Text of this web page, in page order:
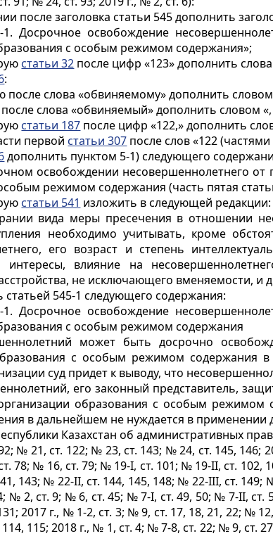
после заголовка статьи 545 дополнить
1. Досрочное освобождение
с особым режимом содержания»;
статьи 32 после цифр «123» дополнить
:
после слова «обвиняемому» дополнить
слова «обвиняемый» дополнить словом
статьи 187 после цифр «122,» дополнить
первой статьи 307 после слов «122
дополнить пунктом 5-1) следующего
освобождении несовершеннолетнего
режимом содержания (часть пятая
статьи 541 изложить в следующей редакции:
вида меры пресечения в отношении
необходимо учитывать, кроме
его возраст и степень
интересы, влияние на
не исключающего вменяемости, и
статьей 545-1 следующего содержания:
1. Досрочное освобождение
с особым режимом содержания
может быть досрочно
с особым режимом содержания
суд придет к выводу, что
его законный представитель,
образования с особым режимом
в дальнейшем не нуждается в применении
Казахстан об административных
92; № 21, ст. 122; № 23, ст. 143; № 24, ст. 145,
78; № 16, ст. 79; № 19-І, ст. 101; № 19-II, ст.
143; № 22-II, ст. 144, 145, 148; № 22-III, ст.
№ 2, ст. 9; № 6, ст. 45; № 7-І, ст. 49, 50; № 7-II,
2017 г., № 1-2, ст. 3; № 9, ст. 17, 18, 21, 22; №
115; 2018 г., № 1, ст. 4; № 7-8, ст. 22; № 9,